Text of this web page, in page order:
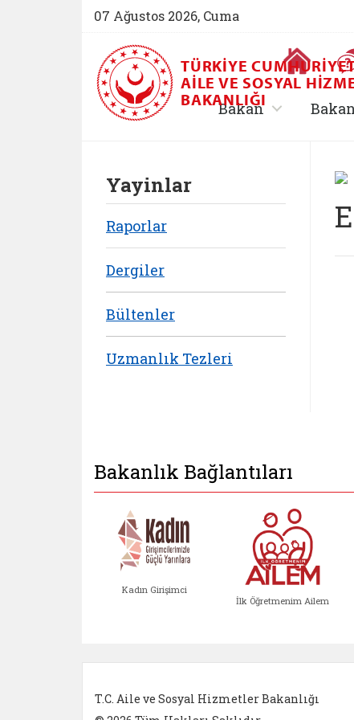
07 Ağustos 2026, Cuma
Ana
TÜRKIYE
AILE VE SOSYAL
BAKANLIĞI
Bakan, alt menü
Yayinlar
Raporlar
Dergiler
Bültenler
Uzmanlık Tezleri
Bakanlık Bağlantıları
Kadın Girişimci
İlk Öğretmenim Ailem
T.C. Aile ve Sosyal Hizmetler Bakanlığı